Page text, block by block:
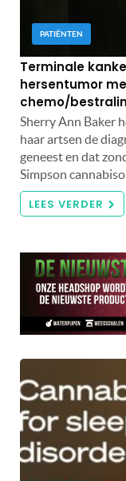
PATIËNTEN
Terminale
hersentumor
chemo/
Sherry Ann Baker
haar artsen de
geneest en dat
Simpson
LEES VERDER